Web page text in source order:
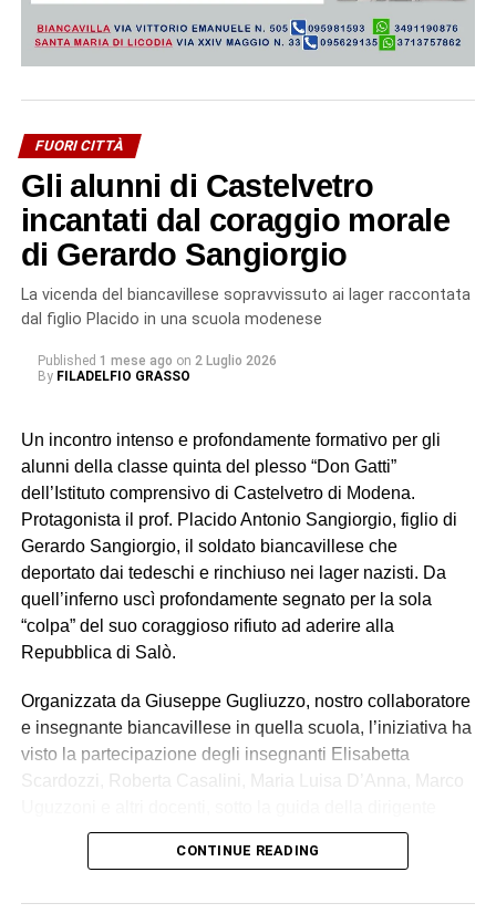
FUORI CITTÀ
Gli alunni di Castelvetro
incantati dal coraggio morale
di Gerardo Sangiorgio
La vicenda del biancavillese sopravvissuto ai lager raccontata
dal figlio Placido in una scuola modenese
Published 1 mese ago on 2 Luglio 2026
By FILADELFIO GRASSO
Un incontro intenso e profondamente formativo per gli
alunni della classe quinta del plesso “Don Gatti”
dell’Istituto comprensivo di Castelvetro di Modena.
Protagonista il prof. Placido Antonio Sangiorgio, figlio di
Gerardo Sangiorgio, il soldato biancavillese che
deportato dai tedeschi e rinchiuso nei lager nazisti. Da
quell’inferno uscì profondamente segnato per la sola
“colpa” del suo coraggioso rifiuto ad aderire alla
Repubblica di Salò.
Organizzata da Giuseppe Gugliuzzo, nostro collaboratore
e insegnante biancavillese in quella scuola, l’iniziativa ha
visto la partecipazione degli insegnanti Elisabetta
Scardozzi, Roberta Casalini, Maria Luisa D’Anna, Marco
scolastica Maria Ghiddi.
l’attenzione dei bambini fin dalle sue prime parole.
CONTINUE READING